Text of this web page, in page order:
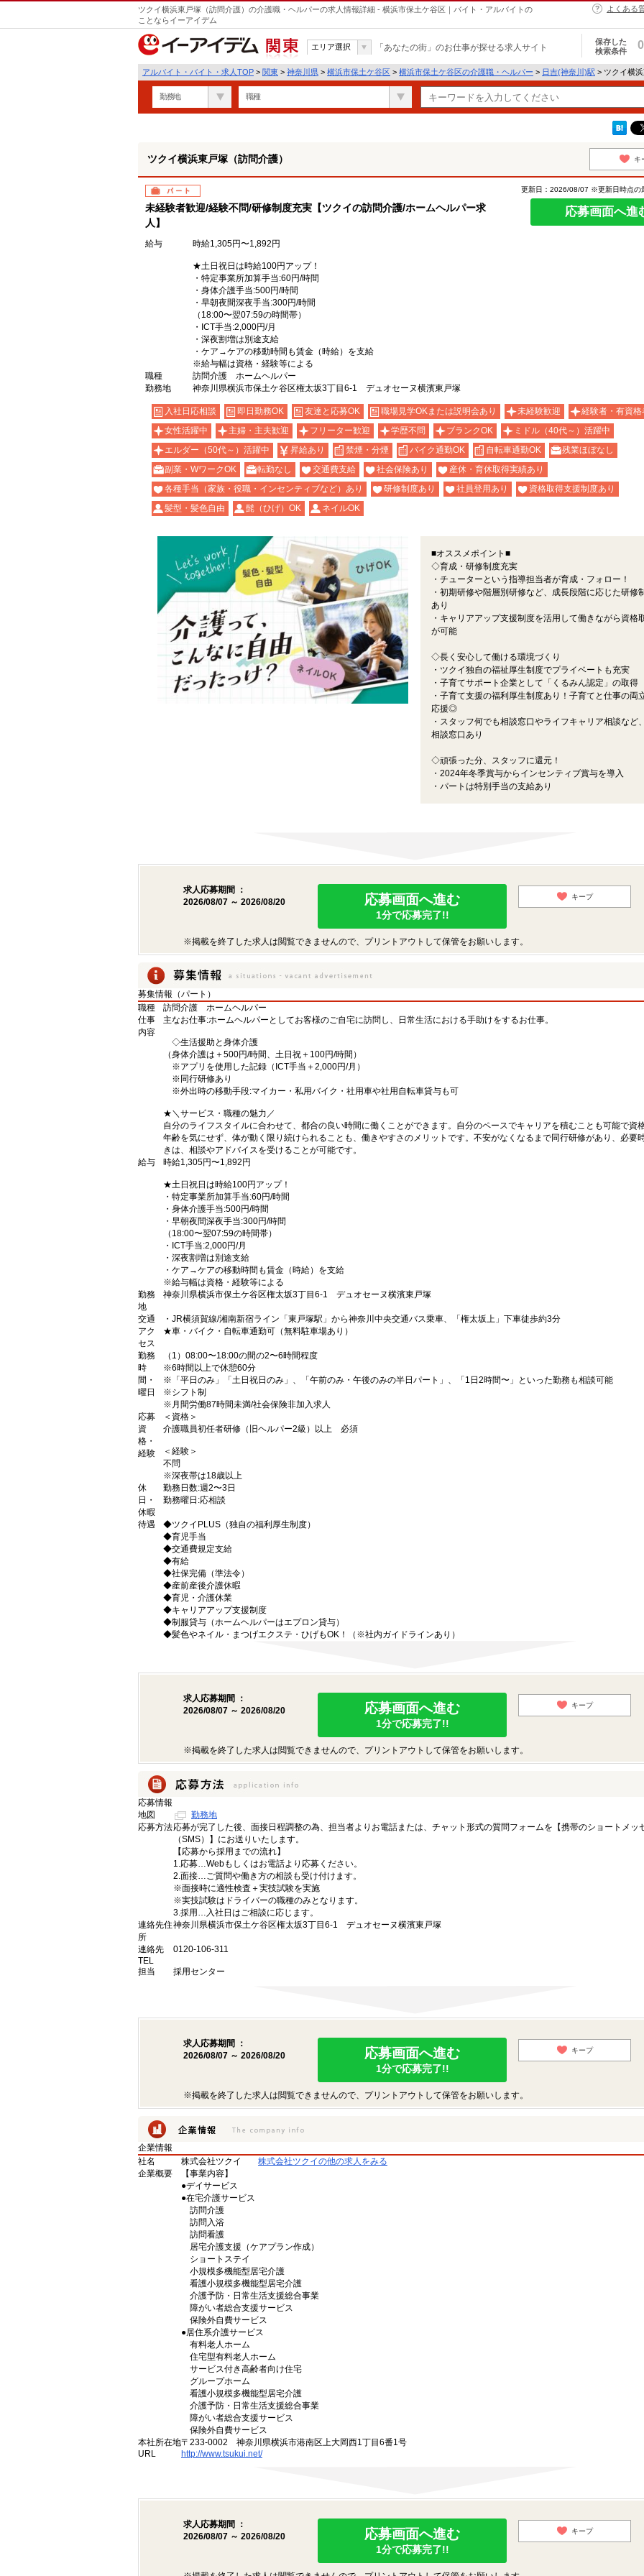
ツクイ横浜東戸塚（訪問介護）の介護職・ヘルパーの求人情報詳細 - 横浜市保土ケ谷区｜バイト・アルバイトの
ことならイーアイデム
よくある
関東
エリア選択 「あなたの街」のお仕事が探せる求人サイト
保存した
検索条件
0
アルバイト・バイト・求人TOP > 関東 > 神奈川県 > 横浜市保土ケ谷区 > 横浜市保土ケ谷区の介護職・ヘルパー > 日吉(神奈川)駅 > ツクイ横
勤務地 職種
ツクイ横浜東戸塚（訪問介護） キ
パート
未経験者歓迎/経験不問/研修制度充実【ツクイの訪問介護/ホームヘルパー求
人】
更新日：2026/08/07 ※更新日時点の
応募画面へ進
給与 時給1,305円〜1,892円
★土日祝日は時給100円アップ！
・特定事業所加算手当:60円/時間
・身体介護手当:500円/時間
・早朝夜間深夜手当:300円/時間
（18:00〜翌07:59の時間帯）
・ICT手当:2,000円/月
・深夜割増は別途支給
・ケア→ケアの移動時間も賃金（時給）を支給
※給与幅は資格・経験等による
職種
訪問介護 ホームヘルパー
勤務地
神奈川県横浜市保土ケ谷区権太坂3丁目6-1 デュオセーヌ横濱東戸塚
入社日応相談 即日勤務OK 友達と応募OK 職場見学OKまたは説明会あり 未経験歓迎
経験者・有資格
女性活躍中
主婦・主夫歓迎 フリーター歓迎 学歴不問 ブランクOK
ミドル（40代～）活躍中
エルダー（50代～）活躍中
昇給あり 禁煙・分煙 バイク通勤OK 自転車通勤OK
残業ほぼなし
副業・WワークOK
転勤なし 交通費支給 社会保険あり
産休・育休取得実績あり
各種手当（家族・役職・インセンティブなど）あり
研修制度あり 社員登用あり
資格取得支援制度あり
髪型・髪色自由
髭（ひげ）OK ネイルOK
■オススメポイント■
◇育成・研修制度充実
・チューターという指導担当者が育成・フォロー！
・初期研修や階層別研修など、成長段階に応じた研修
あり
・キャリアアップ支援制度を活用して働きながら資格
が可能
◇長く安心して働ける環境づくり
・ツクイ独自の福祉厚生制度でプライベートも充実
・子育てサポート企業として「くるみん認定」の取得
・子育て支援の福利厚生制度あり！子育てと仕事の両
応援◎
・スタッフ何でも相談窓口やライフキャリア相談など
相談窓口あり
◇頑張った分、スタッフに還元！
・2024年冬季賞与からインセンティブ賞与を導入
・パートは特別手当の支給あり
求人応募期間 ：
2026/08/07 ～ 2026/08/20
応募画面へ進む
1分で応募完了!!
キープ
※掲載を終了した求人は閲覧できませんので、プリントアウトして保管をお願いします。
募集情報（パート）
職種
訪問介護 ホームヘルパー
仕事
内容
主なお仕事:ホームヘルパーとしてお客様のご自宅に訪問し、日常生活における手助けをするお仕事。
◇生活援助と身体介護
（身体介護は＋500円/時間、土日祝＋100円/時間）
※アプリを使用した記録（ICT手当＋2,000円/月）
※同行研修あり
※外出時の移動手段:マイカー・私用バイク・社用車や社用自転車貸与も可
★＼サービス・職種の魅力／
自分のライフスタイルに合わせて、都合の良い時間に働くことができます。自分のペースでキャリアを積むことも可能で資
年齢を気にせず、体が動く限り続けられることも、働きやすさのメリットです。不安がなくなるまで同行研修があり、必要
きは、相談やアドバイスを受けることが可能です。
給与
時給1,305円〜1,892円
★土日祝日は時給100円アップ！
・特定事業所加算手当:60円/時間
・身体介護手当:500円/時間
・早朝夜間深夜手当:300円/時間
（18:00〜翌07:59の時間帯）
・ICT手当:2,000円/月
・深夜割増は別途支給
・ケア→ケアの移動時間も賃金（時給）を支給
※給与幅は資格・経験等による
勤務
地
神奈川県横浜市保土ケ谷区権太坂3丁目6-1 デュオセーヌ横濱東戸塚
交通
アク
セス
・JR横須賀線/湘南新宿ライン「東戸塚駅」から神奈川中央交通バス乗車、「権太坂上」下車徒歩約3分
★車・バイク・自転車通勤可（無料駐車場あり）
勤務
時
間・
曜日
（1）08:00〜18:00の間の2〜6時間程度
※6時間以上で休憩60分
※「平日のみ」「土日祝日のみ」、「午前のみ・午後のみの半日パート」、「1日2時間〜」といった勤務も相談可能
※シフト制
※月間労働87時間未満/社会保険非加入求人
応募
資
格・
経験
＜資格＞
介護職員初任者研修（旧ヘルパー2級）以上 必須
＜経験＞
不問
※深夜帯は18歳以上
休
日・
休暇
勤務日数:週2〜3日
勤務曜日:応相談
待遇
◆ツクイPLUS（独自の福利厚生制度）
◆育児手当
◆交通費規定支給
◆有給
◆社保完備（準法令）
◆産前産後介護休暇
◆育児・介護休業
◆キャリアアップ支援制度
◆制服貸与（ホームヘルパーはエプロン貸与）
◆髪色やネイル・まつげエクステ・ひげもOK！（※社内ガイドラインあり）
求人応募期間 ：
2026/08/07 ～ 2026/08/20
応募画面へ進む
1分で応募完了!!
キープ
※掲載を終了した求人は閲覧できませんので、プリントアウトして保管をお願いします。
応募情報
地図
勤務地
応募方法応募が完了した後、面接日程調整の為、担当者よりお電話または、チャット形式の質問フォームを【携帯のショートメッ
（SMS）】にお送りいたします。
【応募から採用までの流れ】
1.応募…Webもしくはお電話より応募ください。
2.面接…ご質問や働き方の相談も受け付けます。
※面接時に適性検査＋実技試験を実施
※実技試験はドライバーの職種のみとなります。
3.採用…入社日はご相談に応じます。
連絡先住
所
神奈川県横浜市保土ケ谷区権太坂3丁目6-1 デュオセーヌ横濱東戸塚
連絡先
TEL
0120-106-311
担当 採用センター
求人応募期間 ：
2026/08/07 ～ 2026/08/20
応募画面へ進む
1分で応募完了!!
キープ
※掲載を終了した求人は閲覧できませんので、プリントアウトして保管をお願いします。
企業情報
社名
株式会社ツクイ
株式会社ツクイの他の求人をみる
企業概要
【事業内容】
●デイサービス
●在宅介護サービス
訪問介護
訪問入浴
訪問看護
居宅介護支援（ケアプラン作成）
ショートステイ
小規模多機能型居宅介護
看護小規模多機能型居宅介護
介護予防・日常生活支援総合事業
障がい者総合支援サービス
保険外自費サービス
●居住系介護サービス
有料老人ホーム
住宅型有料老人ホーム
サービス付き高齢者向け住宅
グループホーム
看護小規模多機能型居宅介護
介護予防・日常生活支援総合事業
障がい者総合支援サービス
保険外自費サービス
本社所在地〒233-0002 神奈川県横浜市港南区上大岡西1丁目6番1号
URL
http://www.tsukui.net/
求人応募期間 ：
2026/08/07 ～ 2026/08/20
応募画面へ進む
1分で応募完了!!
キープ